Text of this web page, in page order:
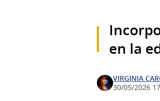
en la
VIRGINIA
30/05/2026